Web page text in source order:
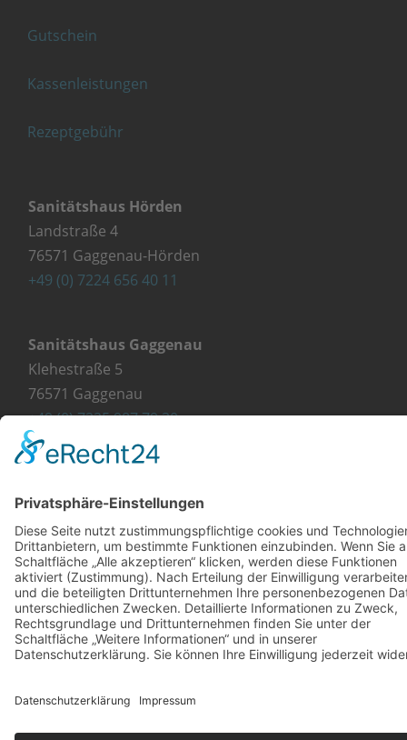
Gutschein
Kassenleistungen
Rezeptgebühr
Sanitätshaus Hörden
Landstraße 4
76571 Gaggenau-Hörden
+49 (0) 7224 656 40 11
Sanitätshaus Gaggenau
Klehestraße 5
76571 Gaggenau
+49 (0) 7225 987 79 30
© Copyright 2023 - Orthopädie Wurst
Kontakt Impressum Datenschutzerklärung
Diese Website ist mit viel ❤ von werbekueche.com